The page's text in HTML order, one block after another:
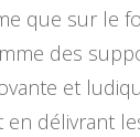
que sur le
des
et
délivrant